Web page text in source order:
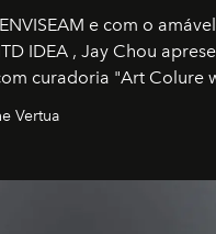
ENVISEAM e com o
IDEA , Jay Chou
curadoria "Art Colure
Vertua